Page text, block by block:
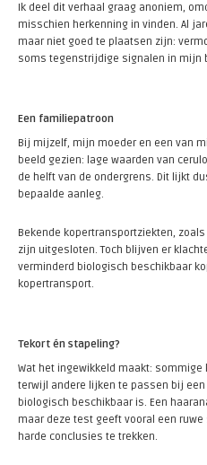
Ik deel dit verhaal graag anoniem,
misschien herkenning in vinden. Al
maar niet goed te plaatsen zijn:
soms tegenstrijdige signalen in mijn
Een familiepatroon
Bij mijzelf, mijn moeder en een van
beeld gezien: lage waarden van
de helft van de ondergrens. Dit lijkt
bepaalde aanleg.
Bekende kopertransportziekten,
zijn uitgesloten. Toch blijven er
verminderd biologisch beschikbaar
kopertransport.
Tekort én stapeling?
Wat het ingewikkeld maakt:
terwijl andere lijken te passen bij
biologisch beschikbaar is. Een
maar deze test geeft vooral een
harde conclusies te trekken.